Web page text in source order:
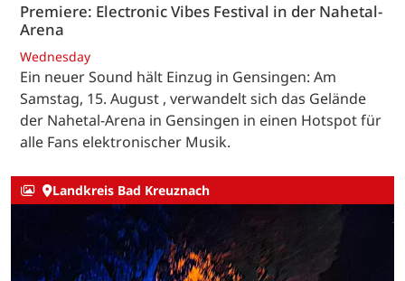
Premiere: Electronic Vibes Festival in der Nahetal-
Arena
Wednesday
Ein neuer Sound hält Einzug in Gensingen: Am
Samstag, 15. August , verwandelt sich das Gelände
der Nahetal-Arena in Gensingen in einen Hotspot für
alle Fans elektronischer Musik.
Landkreis Bad Kreuznach